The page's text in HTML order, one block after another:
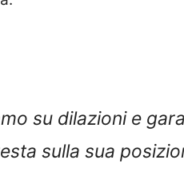
su dilazioni e
sulla sua